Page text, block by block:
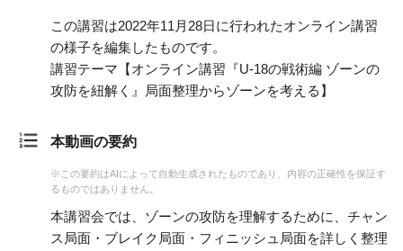
この講習は2022年11月28日に行われたオンライン講習
の様子を編集したものです。
講習テーマ【オンライン講習『U-18の戦術編 ゾーンの
攻防を紐解く』局面整理からゾーンを考える】
本動画の要約
※この要約はAIによって自動生成されたものであり、内容の正確性を保証す
るものではありません。
本講習会では、ゾーンの攻防を理解するために、チャン
ス局面・ブレイク局面・フィニッシュ局面を詳しく整理